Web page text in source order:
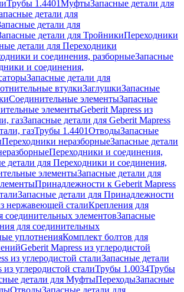
Трубы 1.4401МуфтыЗапасные детали для
детали для
детали для
детали для ТройникиПереходники
детали для Переходники
и соединения, разборныеЗапасные
и соединения,
Запасные детали для
втулкиЗаглушкиЗапасные
Соединительные элементыЗапасные
элементыGeberit Mapress из
газЗапасные детали для Geberit Mapress
газТрубы 1.4401ОтводыЗапасные
Переходники неразборныеЗапасные детали
Переходники и соединения,
детали для Переходники и соединения,
элементыЗапасные детали для
Принадлежности к Geberit Mapress
Запасные детали для Принадлежности
нержавеющей сталиКрепления для
соединительных элементовЗапасные
для соединительных
уплотненияКомплект болтов для
Geberit Mapress из углеродистой
из углеродистой сталиЗапасные детали
из углеродистой сталиТрубы 1.0034Трубы
детали для МуфтыПереходыЗапасные
ОтводыЗапасные детали для